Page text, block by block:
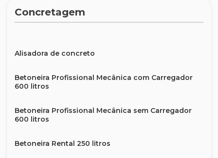
Concretagem
Alisadora de concreto
Betoneira Profissional Mecânica com Carregador
600 litros
Betoneira Profissional Mecânica sem Carregador
600 litros
Betoneira Rental 250 litros